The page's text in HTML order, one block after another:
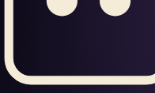
Réponses du Tarot